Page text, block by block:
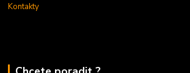
Kontakty